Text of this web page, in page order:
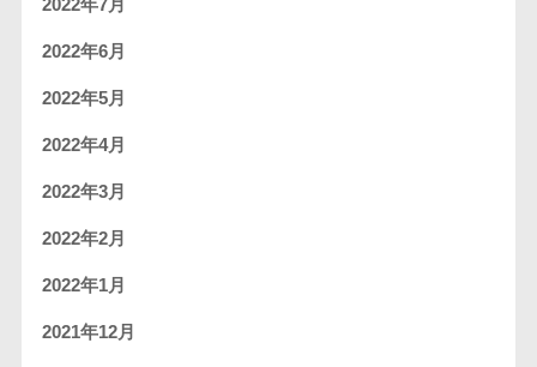
2022年7月
2022年6月
2022年5月
2022年4月
2022年3月
2022年2月
2022年1月
2021年12月